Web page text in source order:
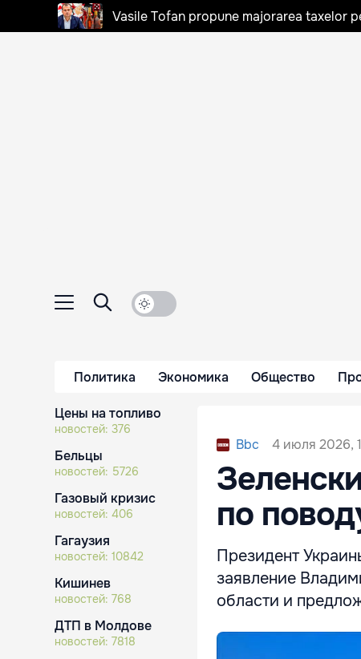
Vasile Tofan propune majorarea taxelor
Политика Экономика Общество
Цены на топливо
новостей: 376
Бельцы
новостей: 5726
Газовый кризис
новостей: 406
Гагаузия
новостей: 10842
Кишинев
новостей: 768
ДТП в Молдове
новостей: 7818
Bbc 4 июля 2026,
по
Президент
заявление
области и